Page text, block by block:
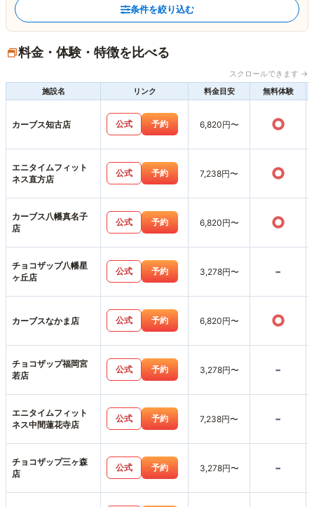
条件を絞り込む
料金・体験・特徴を比べる
スクロールできます →
施設名
リンク 料金目安 無料体験
カーブス知古店 公式 予約 6,820円〜 ○
エニタイムフィット
ネス直方店
公式 予約 7,238円〜 ○
カーブス八幡真名子
店
公式 予約 6,820円〜 ○
チョコザップ八幡星
ヶ丘店
公式 予約 3,278円〜 -
カーブスなかま店 公式 予約 6,820円〜 ○
チョコザップ福岡宮
若店
公式 予約 3,278円〜 -
エニタイムフィット
ネス中間蓮花寺店
公式 予約 7,238円〜 -
チョコザップ三ヶ森
店
公式 予約 3,278円〜 -